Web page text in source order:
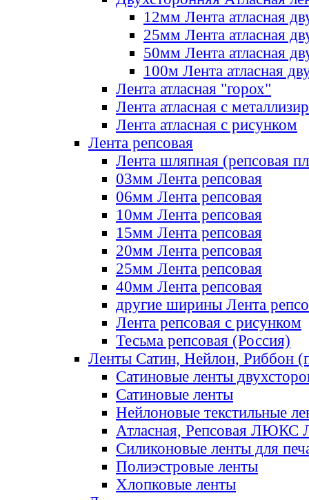
12мм Лента атласная
25мм Лента атласная
50мм Лента атласная
100м Лента атласная
Лента атласная "горох"
Лента атласная с
Лента атласная с рисунком
Лента репсовая
Лента шляпная (репсовая
03мм Лента репсовая
06мм Лента репсовая
10мм Лента репсовая
15мм Лента репсовая
20мм Лента репсовая
25мм Лента репсовая
40мм Лента репсовая
другие ширины Лента
Лента репсовая с рисунком
Тесьма репсовая (Россия)
Ленты Сатин, Нейлон, Риббон
Сатиновые ленты
Сатиновые ленты
Нейлоновые текстильные
Атласная, Репсовая ЛЮКС
Силиконовые ленты для
Полиэстровые ленты
Хлопковые ленты